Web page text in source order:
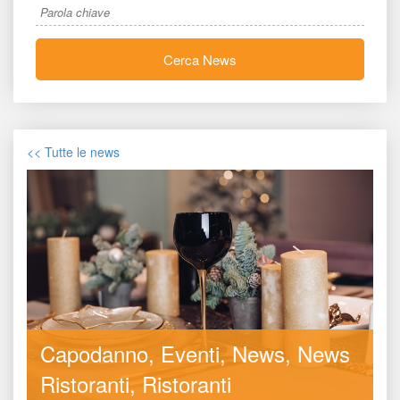
Cerca New
<< Tutte le new
Capodanno Eventi New News
Ristoranti Ristoranti